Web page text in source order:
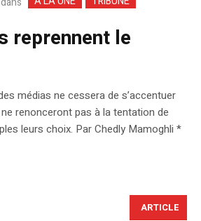
reprennent le
médias ne cessera de s’accentuer
renonceront pas à la tentation de
leurs choix. Par Chedly Mamoghli *
ARTICLE